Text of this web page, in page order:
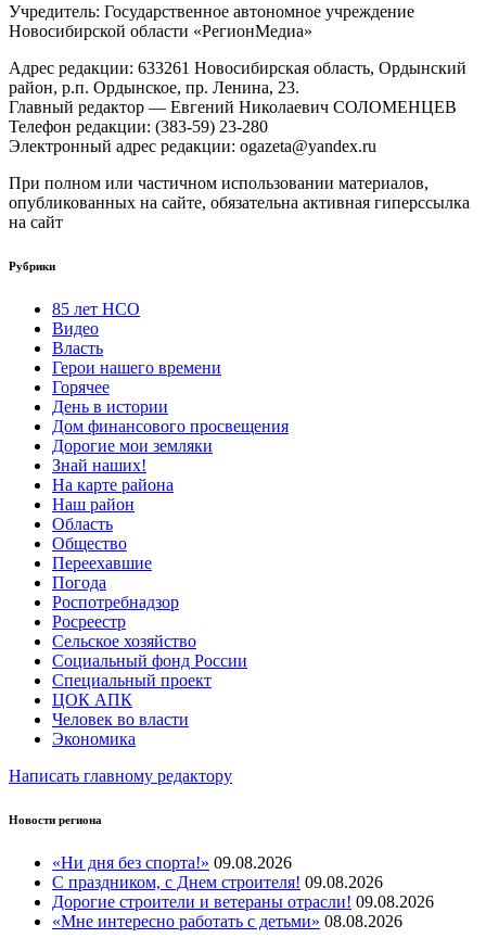
Учредитель: Государственное автономное учреждение
Новосибирской области «РегионМедиа»
Адрес редакции: 633261 Новосибирская область, Ордынский
район, р.п. Ордынское, пр. Ленина, 23.
Главный редактор — Евгений Николаевич СОЛОМЕНЦЕВ
Телефон редакции: (383-59) 23-280
Электронный адрес редакции: ogazeta@yandex.ru
При полном или частичном использовании материалов,
опубликованных на сайте, обязательна активная гиперссылка
на сайт
Рубрики
85 лет НСО
Видео
Власть
Герои нашего времени
Горячее
День в истории
Дом финансового просвещения
Дорогие мои земляки
Знай наших!
На карте района
Наш район
Область
Общество
Переехавшие
Погода
Роспотребнадзор
Росреестр
Сельское хозяйство
Социальный фонд России
Специальный проект
ЦОК АПК
Человек во власти
Экономика
Написать главному редактору
Новости региона
«Ни дня без спорта!» 09.08.2026
С праздником, с Днем строителя! 09.08.2026
Дорогие строители и ветераны отрасли! 09.08.2026
«Мне интересно работать с детьми» 08.08.2026